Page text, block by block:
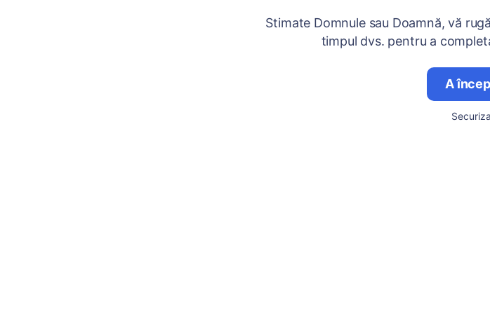
Stimate Domnule sau Doamnă, vă
timpul dvs. pentru a
A